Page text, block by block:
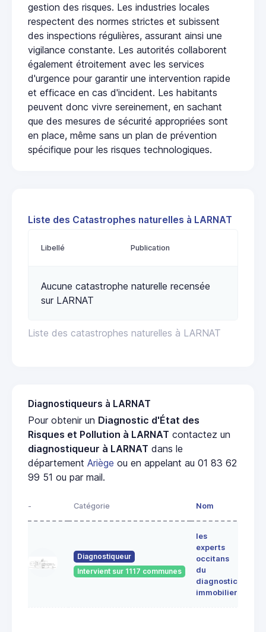
gestion des risques. Les industries locales
respectent des normes strictes et subissent
des inspections régulières, assurant ainsi une
vigilance constante. Les autorités collaborent
également étroitement avec les services
d'urgence pour garantir une intervention rapide
et efficace en cas d'incident. Les habitants
peuvent donc vivre sereinement, en sachant
que des mesures de sécurité appropriées sont
en place, même sans un plan de prévention
spécifique pour les risques technologiques.
Liste des Catastrophes naturelles à LARNAT
Liste des catastrophes naturelles à LARNAT
Libellé Publication
Aucune catastrophe naturelle recensée
sur LARNAT
Diagnostiqueurs à LARNAT
Pour obtenir un Diagnostic d'État des
Risques et Pollution à LARNAT contactez un
diagnostiqueur à LARNAT dans le
département Ariège ou en appelant au 01 83 62
99 51 ou par mail.
- Catégorie Nom
Diagnostiqueur
Intervient sur 1117 communes
les
experts
occitans
du
diagnostic
immobilier